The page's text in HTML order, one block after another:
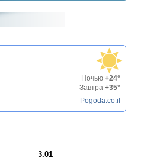
Ночью +24°
Завтра +35°
Pogoda.co.il
3.01